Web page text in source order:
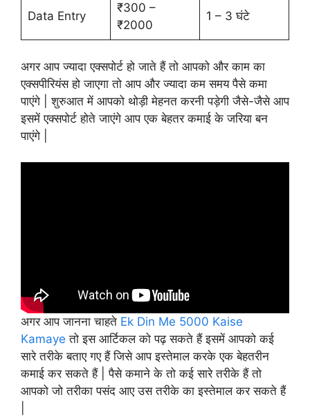
Data Entry
₹300 –
₹2000
1 – 3 घंटे
अगर आप ज्यादा एक्सपोर्ट हो जाते हैं तो आपको और काम का
एक्सपीरियंस हो जाएगा तो आप और ज्यादा कम समय पैसे कमा
पाएंगे | शुरुआत में आपको थोड़ी मेहनत करनी पड़ेगी जैसे-जैसे आप
इसमें एक्सपोर्ट होते जाएंगे आप एक बेहतर कमाई के जरिया बन
पाएंगे |
अगर आप जानना चाहते Ek Din Me 5000 Kaise
Kamaye तो इस आर्टिकल को पढ़ सकते हैं इसमें आपको कई
सारे तरीके बताए गए हैं जिसे आप इस्तेमाल करके एक बेहतरीन
कमाई कर सकते हैं | पैसे कमाने के तो कई सारे तरीके हैं तो
आपको जो तरीका पसंद आए उस तरीके का इस्तेमाल कर सकते हैं